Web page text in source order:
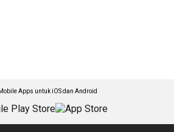
Apps untuk iOS dan Android